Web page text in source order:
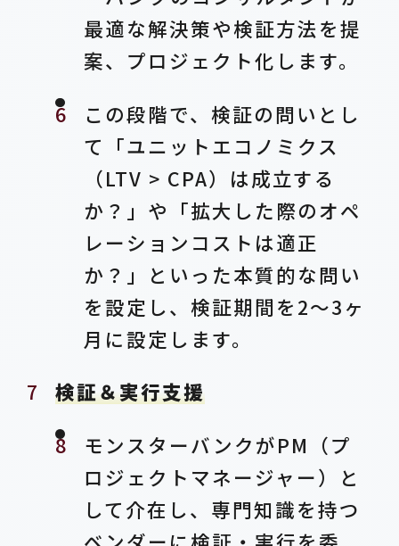
最適な解決策や検証方法を提
案、プロジェクト化します。
この段階で、検証の問いとし
て「ユニットエコノミクス
（LTV > CPA）は成立する
か？」や「拡大した際のオペ
レーションコストは適正
か？」といった本質的な問い
を設定し、検証期間を2〜3ヶ
月に設定します。
検証＆実行支援
モンスターバンクがPM（プ
ロジェクトマネージャー）と
して介在し、専門知識を持つ